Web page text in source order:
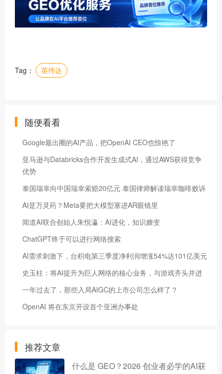
Tag： 英伟达
随便看看
Google最出圈的AI产品，把OpenAI CEO也惊艳了
亚马逊与Databricks合作开发生成式AI，通过AWS获得竞争
优势
泰国瑞幸向中国瑞幸索赔20亿元 泰国律师解读瑞幸咖啡败诉
AI是万灵药？Meta要把大模型塞进AR眼镜里
闻道AI联合创始人朱悦瀛：AI进化，知识嬗变
ChatGPT终于可以进行网络搜索
AI需求刺激下，台积电第三季度净利润增涨54%达101亿美元
史玉柱：将AI提升为巨人网络的核心业务，与游戏齐头并进
一年过去了，那些入局AIGC的上市公司怎么样了？
OpenAI 将在东京开设首个亚洲办事处
推荐文章
什么是 GEO？2026 创业者必学的AI获